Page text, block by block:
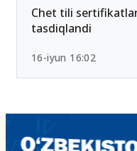
Chet tili
tasdiqlandi
16-iyun 16:02